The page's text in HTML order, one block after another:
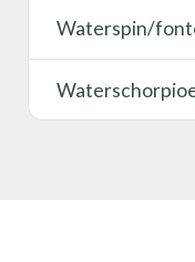
Waterspin/